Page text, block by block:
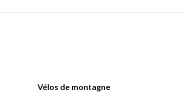
Vélos de montagne